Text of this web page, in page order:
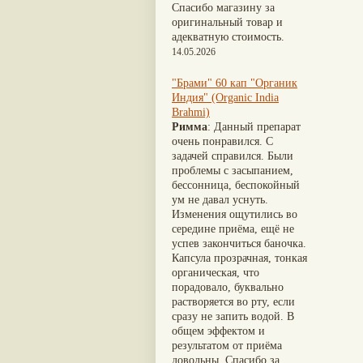
(3)
Аштаваргам
Брихатьяди(3)
Видарьяди(3)
Гуггул
Дханвантарам 101(3)
Дханвантарам тайлам(3)
Кайлаш дживан(3)
Кальянака гритам(3)
Кримикутхар рас(3)
Кунжутное масло (3)
Кутаджа(3)
Кширабала(3)
Лив 52(3)
more...
Шиладжит
(19)
Кориандр
Зира(17)
Крапива индийская(17)
Патола
Холарена - Кутаджа(17)
Шионака(17)
Аджван/Ажгон(16)
Акация катеху(16)
Кальций(16)
Укроп пахучий(16)
Дашамула(15)
Лодхра(14)
Моринга(14)
Перец кубеба(14)
Сахарный тростник
Бхунимба/Андрографис
метельчатый(13)
Гвоздика(13)
Кассия трубчатая(13)
Мезуя железная(13)
Спасибо магазину за
оригинальный товар и
адекватную стоимость.
14.05.2026
"Брами" 60 кап "Органик
Индия" (Organic India
Brahmi)
Римма: Данный препарат
очень понравился. С
задачей справился. Были
проблемы с засыпанием,
бессонница, беспокойный
ум не давал уснуть.
Изменения ощутились во
середине приёма, ещё не
успев закончиться баночка.
Капсула прозрачная, тонкая
органическая, что
порадовало, буквально
растворяется во рту, если
сразу не запить водой. В
общем эффектом и
результатом от приёма
довольны. Спасибо за